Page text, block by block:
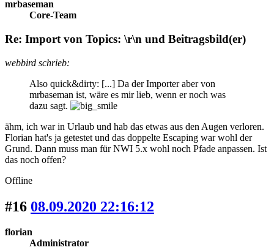
mrbaseman
Core-Team
Re: Import von Topics: \r\n und Beitragsbild(er)
webbird schrieb:
Also quick&dirty: [...] Da der Importer aber von
mrbaseman ist, wäre es mir lieb, wenn er noch was
dazu sagt.
ähm, ich war in Urlaub und hab das etwas aus den Augen verloren.
Florian hat's ja getestet und das doppelte Escaping war wohl der
Grund. Dann muss man für NWI 5.x wohl noch Pfade anpassen. Ist
das noch offen?
Offline
#16 08.09.2020 22:16:12
florian
Administrator